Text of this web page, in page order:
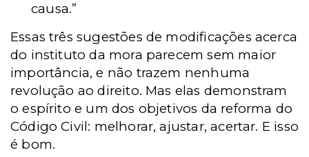
causa.”
Essas três sugestões de modificações acerca
do instituto da mora parecem sem maior
importância, e não trazem nenhuma
revolução ao direito. Mas elas demonstram
o espírito e um dos objetivos da reforma do
Código Civil: melhorar, ajustar, acertar. E isso
é bom.